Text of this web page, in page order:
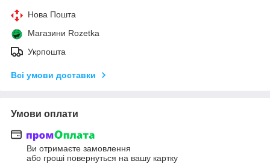
Нова Пошта
Магазини Rozetka
Укрпошта
Всі умови доставки
Умови оплати
Ви отримаєте замовлення
або гроші повернуться на вашу картку